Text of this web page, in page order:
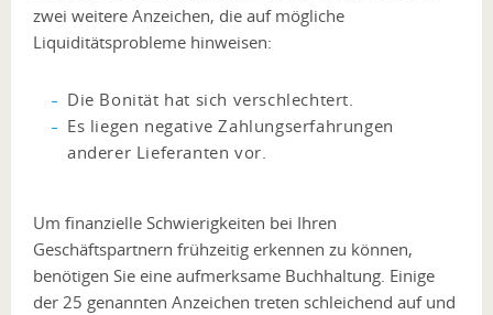
zwei weitere Anzeichen, die auf mögliche
Liquiditätsprobleme hinweisen:
Die Bonität hat sich verschlechtert.
Es liegen negative Zahlungserfahrungen
anderer Lieferanten vor.
Um finanzielle Schwierigkeiten bei Ihren
Geschäftspartnern frühzeitig erkennen zu können,
benötigen Sie eine aufmerksame Buchhaltung. Einige
der 25 genannten Anzeichen treten schleichend auf und